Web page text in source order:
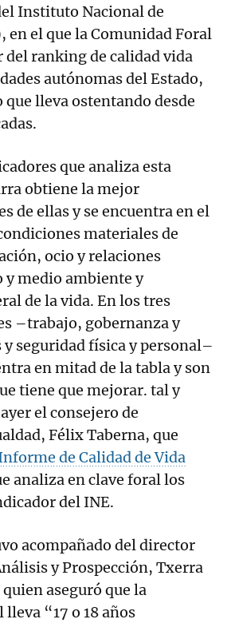
Instituto Nacional de
en el que la Comunidad Foral
ranking de calidad vida
autónomas del Estado,
lleva ostentando desde
que analiza esta
obtiene la mejor
de ellas y se encuentra en el
materiales de
ocio y relaciones
y medio ambiente y
de la vida. En los tres
–trabajo, gobernanza y
y seguridad física y personal–
en mitad de la tabla y son
tiene que mejorar. tal y
el consejero de
Félix Taberna, que
de Calidad de Vida
analiza en clave foral los
del INE.
acompañado del director
y Prospección, Txerra
aseguró que la
“17 o 18 años